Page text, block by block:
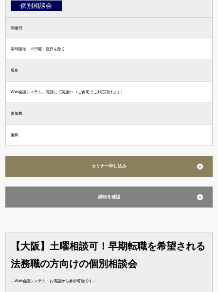
個別相談会
開催日
常時開催 ※日曜・祝日を除く
場所
Web会議システム、電話にて実施中 （ご自宅でご対応頂けます）
参加費
無料
セミナー申し込み
詳細を確認
【大阪】土曜相談可！早期転職を希望される
法務職の方向けの個別相談会
～Web会議システム・お電話から参加可能です～